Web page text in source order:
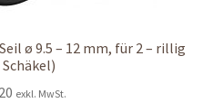
ø 9.5 – 12 mm, für 2 – rillig
exkl. MwSt.